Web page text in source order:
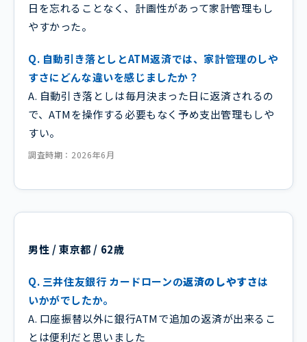
日を忘れることなく、計画性があって家計管理もし
やすかった。
Q. 自動引き落としとATM返済では、家計管理のしや
すさにどんな違いを感じましたか？
A. 自動引き落としは毎月決まった日に返済されるの
で、ATMを操作する必要もなく予め支出管理もしや
すい。
調査時期：2026年6月
男性 / 東京都 / 62歳
Q. 三井住友銀行 カードローンの返済のしやすさは
いかがでしたか。
A. 口座振替以外に銀行ATMで追加の返済が出来るこ
とは便利だと思いました